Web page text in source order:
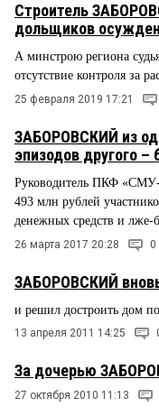
Строитель
дольщиков
А минстрою региона
отсутствие контроля за
25 февраля 2019 17:21
ЗАБОРОВСКИЙ из
эпизодов другого –
Руководитель ПКФ
493 млн рублей
денежных средств и лже-
26 марта 2017 20:28 0
ЗАБОРОВСКИЙ
и решил достроить дом
13 апреля 2011 14:25
За дочерью
27 октября 2010 11:13